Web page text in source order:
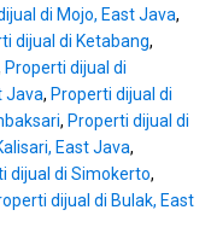
di Mojo, East Java,
dijual di Ketabang,
Properti dijual di
Java, Properti dijual di
, Properti dijual di
East Java,
dijual di Simokerto,
dijual di Bulak, East